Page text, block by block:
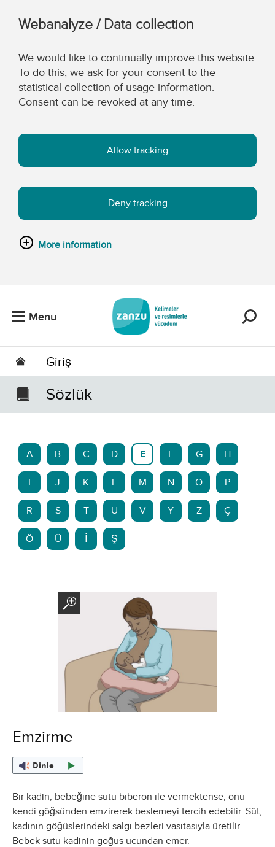
Webanalyze / Data collection
We would like to continually improve this website.
To do this, we ask for your consent to the
statistical collection of usage information.
Consent can be revoked at any time.
Allow tracking
Deny tracking
More information
Menu
Giriş
Sözlük
A B C D E F G H
J K L M N O P
R S T U V Y Z Ç
Ö Ü Ş
Emzirme
Dinle
Bir kadın, bebeğine sütü biberon ile vermektense, onu
kendi göğsünden emzirerek beslemeyi tercih edebilir. Süt,
kadının göğüslerindeki salgı bezleri vasıtasıyla üretilir.
Bebek sütü kadının göğüs ucundan emer.